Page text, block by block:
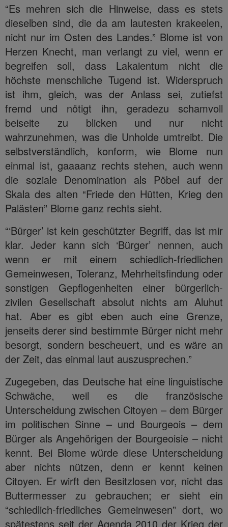
“Es mehren sich die Hinweise, dass es stets
dieselben sind, die da am lautesten krakeelen,
nicht nur im Osten des Landes.” Blome ist von
Herzen Knecht, man verlangt zu viel, wenn er
begreifen soll, dass Lakaientum nicht die
höchste menschliche Tugend ist. Widerspruch
ist ihm, gleich, was der Anlass sei, zutiefst
fremd und nötigt ihn, geradezu schamvoll
beiseite zu blicken und nur nicht
wahrzunehmen, was die Unholde umtreibt. Die
selbstverständlich, konform, wie Blome nun
einmal ist, gaaaanz rechts stehen, auch wenn
die soziale Denomination als Pöbel auf der
Skala des alten “Friede den Hütten, Krieg den
Palästen” Blome ganz rechts sieht.
“‘Bürger’ ist kein geschützter Begriff, das ist mir
klar. Jeder kann sich ‘Bürger’ nennen, auch
wenn er mit einem schiedlich-friedlichen
Gemeinwesen, Toleranz, Mehrheitsfindung oder
sonstigen Gepflogenheiten einer bürgerlich-
zivilen Gesellschaft absolut nichts am Aluhut
hat. Aber es gibt eben auch eine Grenze,
jenseits derer sind bestimmte Bürger nicht mehr
besorgt, sondern bescheuert, und es wäre an
der Zeit, das einmal laut auszusprechen.”
Zugegeben, das Deutsche hat eine linguistische
Schwäche, weil es die französische
Unterscheidung zwischen Citoyen – dem Bürger
im politischen Sinne – und Bourgeois – dem
Bürger als Angehörigen der Bourgeoisie – nicht
kennt. Bei Blome würde diese Unterscheidung
aber nichts nützen, denn er kennt keinen
Citoyen. Er wirft den Besitzlosen vor, nicht das
Buttermesser zu gebrauchen; er sieht ein
“schiedlich-friedliches Gemeinwesen” dort, wo
spätestens seit der Agenda 2010 der Krieg der